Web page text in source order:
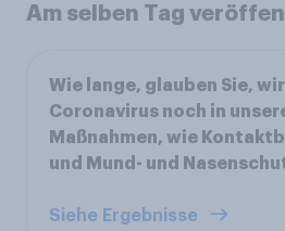
Am selben Tag
Wie lange, glauben Sie,
Coronavirus noch in
Maßnahmen, wie
und Mund- und
Siehe Ergebnisse